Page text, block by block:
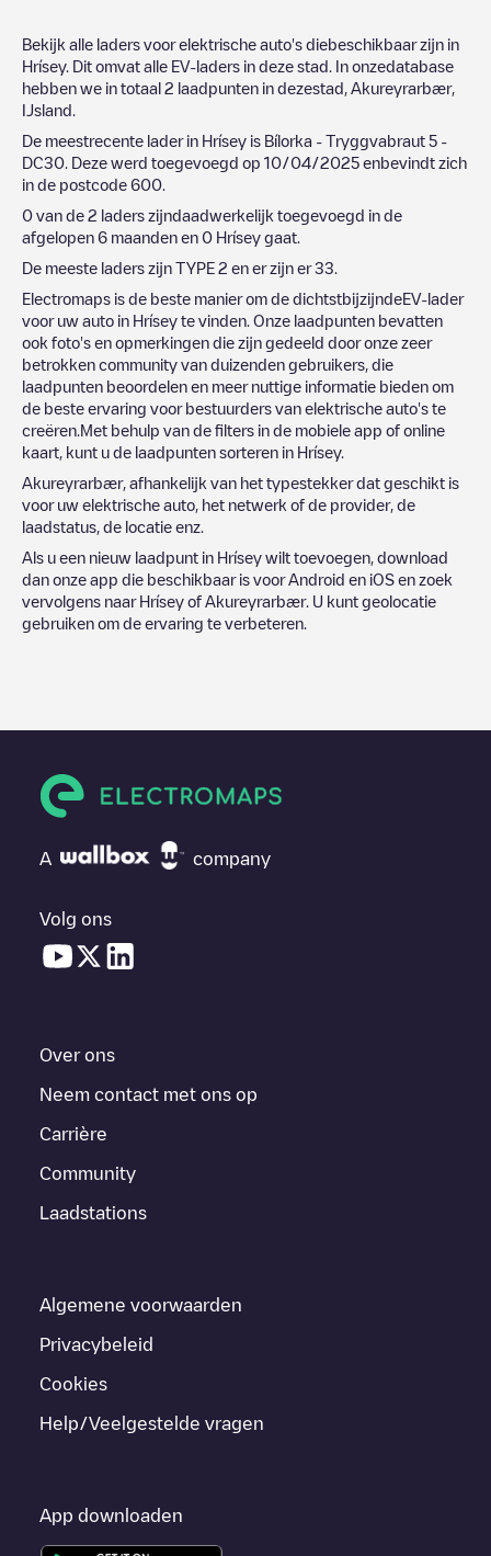
Bekijk alle laders voor elektrische auto's diebeschikbaar zijn in
Hrísey. Dit omvat alle EV-laders in deze stad. In onzedatabase
hebben we in totaal 2 laadpunten in dezestad, Akureyrarbær,
IJsland
De meestrecente lader in Hrísey is Bílorka - Tryggvabraut 5 -
DC30 . Deze werd toegevoegd op 10/04/2025 enbevindt zich
in de postcode 600
0 van de 2 laders zijndaadwerkelijk toegevoegd in de
afgelopen 6 maanden en 0 Hrísey gaat.
De meeste laders zijn TYPE 2 en er zijn er33
Electromaps is de beste manier om de dichtstbijzijndeEV-lader
voor uw auto in Hrísey te vinden. Onze laadpunten bevatten
ook foto's en opmerkingen die zijn gedeeld door onze zeer
betrokken community van duizenden gebruikers, die
laadpunten beoordelen en meer nuttige informatie bieden om
de beste ervaring voor bestuurders van elektrische auto's te
creëren.Met behulp van de filters in de mobiele app of online
kaart, kunt u de laadpunten sorteren in Hrísey.
Akureyrarbær, afhankelijk van het typestekker dat geschikt is
voor uw elektrische auto, het netwerk of de provider, de
laadstatus, de locatie enz.
Als u een nieuw laadpunt in Hrísey wilt toevoegen, download
dan onze app die beschikbaar is voor Android en iOS en zoek
vervolgens naar Hrísey of Akureyrarbær. U kunt geolocatie
gebruiken om de ervaring te verbeteren.
A company
Volg ons
Over ons
Neem contact met ons op
Carrière
Community
Laadstations
Algemene voorwaarden
Privacybeleid
Cookies
Help/Veelgestelde vragen
App downloaden